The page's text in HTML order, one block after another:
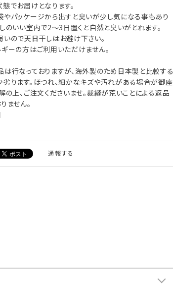
でお届けとなります。
パッケージから出すと臭いが少し気になる事もあり
のいい室内で2〜3日置くと自然と臭いがとれます。
ので天日干しはお避け下さい。
ーの方はご利用いただけません。
行なっておりますが、海外製のため日本製と比較する
劣ります。ほつれ、細かなキズや汚れがある場合が御座
の上、ご注文くださいませ。裁縫が荒いことによる返品
ません。
通報する